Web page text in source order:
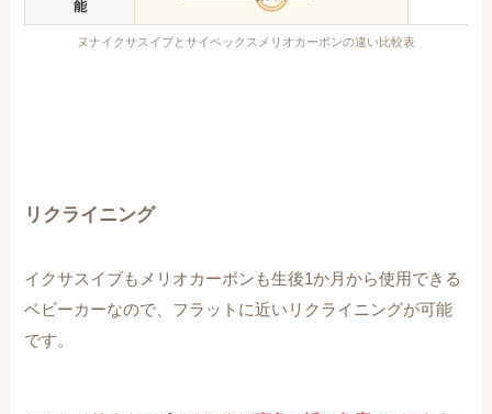
能
ヌナイクサスイブとサイベックスメリオカーボンの違い比較表
リクライニング
イクサスイブもメリオカーボンも生後1か月から使用できる
ベビーカーなので、フラットに近いリクライニングが可能
です。